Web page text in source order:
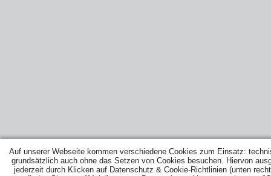
Auf unserer Webseite kommen verschiedene Cookies zum Einsatz:
grundsätzlich auch ohne das Setzen von Cookies besuchen. Hiervon
jederzeit durch Klicken auf Datenschutz & Cookie-Richtlinien (unten